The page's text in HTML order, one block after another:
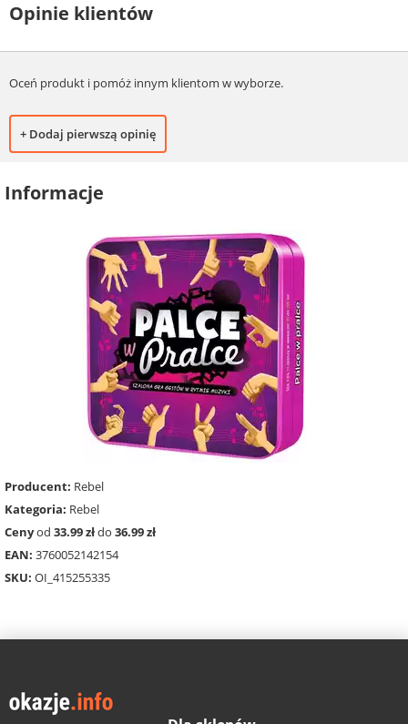
Opinie klientów
Oceń produkt i pomóż innym klientom w wyborze.
+ Dodaj pierwszą opinię
Informacje
Producent: Rebel
Kategoria: Rebel
Cenyod 33.99 złdo 36.99 zł
EAN: 3760052142154
SKU: OI_415255335